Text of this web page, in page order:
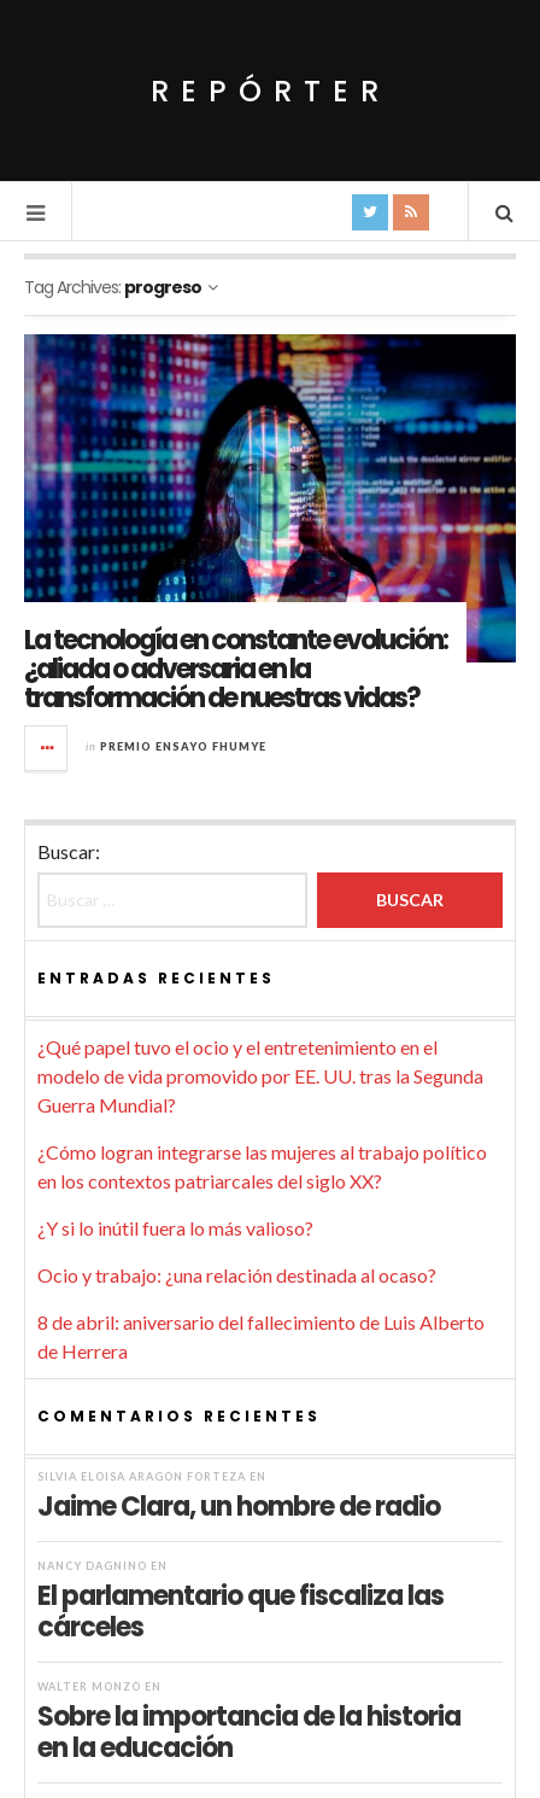
REPÓRTER
Tag Archives: progreso
La tecnología en constante evolución:
¿aliada o adversaria en la
transformación de nuestras vidas?
in PREMIO ENSAYO FHUMYE
Buscar:
ENTRADAS RECIENTES
¿Qué papel tuvo el ocio y el entretenimiento en el
modelo de vida promovido por EE. UU. tras la Segunda
Guerra Mundial?
¿Cómo logran integrarse las mujeres al trabajo político
en los contextos patriarcales del siglo XX?
¿Y si lo inútil fuera lo más valioso?
Ocio y trabajo: ¿una relación destinada al ocaso?
8 de abril: aniversario del fallecimiento de Luis Alberto
de Herrera
COMENTARIOS RECIENTES
SILVIA ELOISA ARAGÓN FORTEZA EN
Jaime Clara, un hombre de radio
NANCY DAGNINO EN
El parlamentario que fiscaliza las
cárceles
WALTER MONZÓ EN
Sobre la importancia de la historia
en la educación